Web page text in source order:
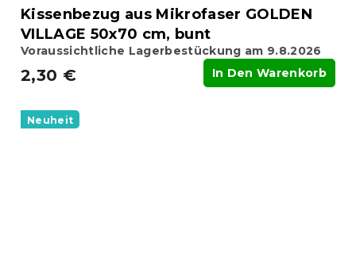
Kissenbezug aus Mikrofaser GOLDEN
VILLAGE 50x70 cm, bunt
Voraussichtliche Lagerbestückung am 9.8.2026
2,30 € In Den Warenkorb
Neuheit